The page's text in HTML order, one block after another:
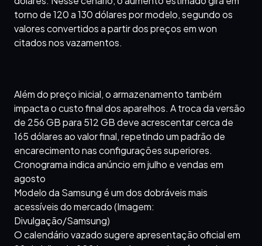
torno de 120 a 130 dólares por modelo, segundo os
valores convertidos a partir dos preços em won
citados nos vazamentos.
Além do preço inicial, o armazenamento também
impacta o custo final dos aparelhos. A troca da versão
de 256 GB para 512 GB deve acrescentar cerca de
165 dólares ao valor final, repetindo um padrão de
encarecimento nas configurações superiores.
Cronograma indica anúncio em julho e vendas em
agosto
Modelo da Samsung é um dos dobráveis mais
acessíveis do mercado (Imagem:
Divulgação/Samsung)
O calendário vazado sugere apresentação oficial em